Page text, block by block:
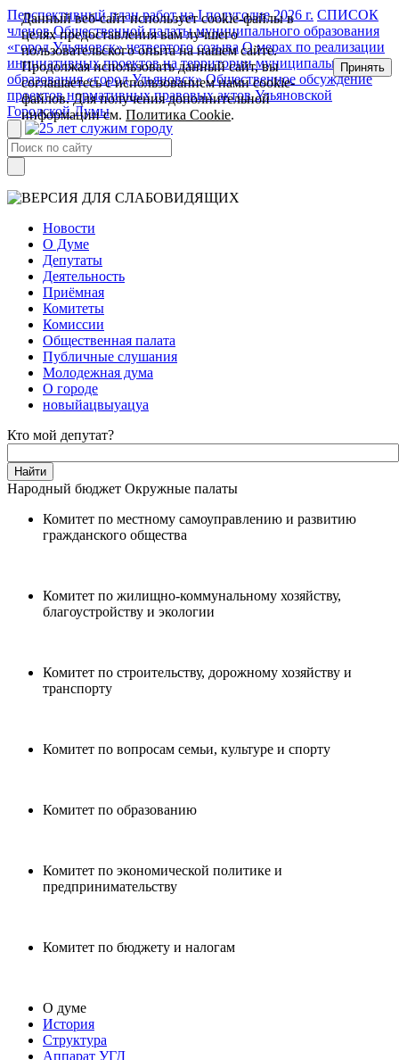
Перспективный план работ на I полугодие 2026 г. СПИСОК
членов Общественной палаты муниципального образования
«город Ульяновск» четвертого созыва О мерах по реализации
инициативных проектов на территории муниципального
образования «город Ульяновск» Общественное обсуждение
проектов нормативных правовых актов Ульяновской
Городской Думы
Новости
О Думе
Депутаты
Деятельность
Приёмная
Комитеты
Комиссии
Общественная палата
Публичные слушания
Молодежная дума
О городе
новыйацвыуацуа
Кто мой депутат?
Народный бюджет Окружные палаты
Комитет по местному самоуправлению и развитию
гражданского общества
Комитет по жилищно-коммунальному хозяйству,
благоустройству и экологии
Комитет по строительству, дорожному хозяйству и
транспорту
Комитет по вопросам семьи, культуре и спорту
Комитет по образованию
Комитет по экономической политике и
предпринимательству
Комитет по бюджету и налогам
О думе
История
Структура
Аппарат УГД
Данный веб-сайт использует cookie-файлы в
целях предоставления вам лучшего
пользовательского опыта на нашем сайте.
Продолжая использовать данный сайт, вы
соглашаетесь с использованием нами cookie-
файлов. Для получения дополнительной
информации см.Политика Cookie.
Принять